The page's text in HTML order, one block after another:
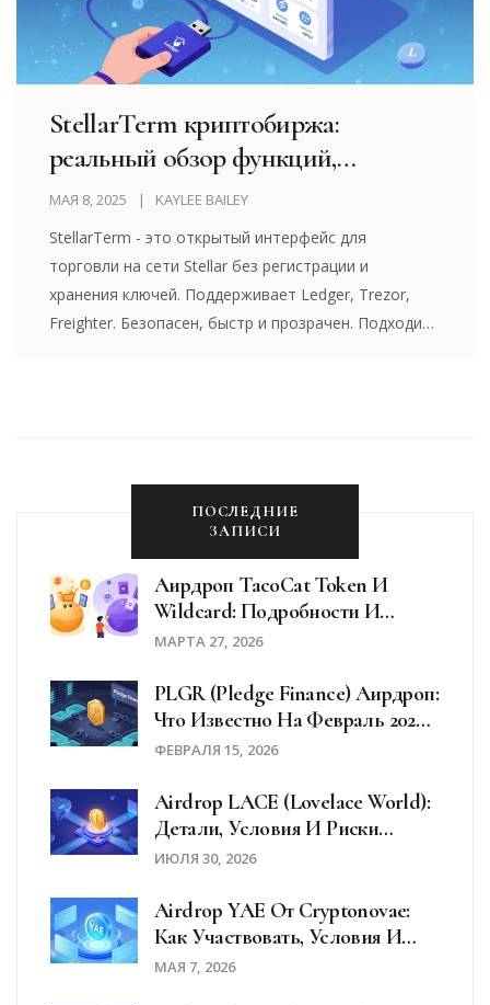
StellarTerm криптобиржа:
реальный обзор функций,
безопасности и удобства
МАЯ 8, 2025 KAYLEE BAILEY
StellarTerm - это открытый интерфейс для
торговли на сети Stellar без регистрации и
хранения ключей. Поддерживает Ledger, Trezor,
Freighter. Безопасен, быстр и прозрачен. Подходит
ПОСЛЕДНИЕ
ЗАПИСИ
Аирдроп TacoCat Token И
Wildcard: Подробности И
Отличия
МАРТА 27, 2026
PLGR (Pledge Finance) Аирдроп:
Что Известно На Февраль 2026
Года
ФЕВРАЛЯ 15, 2026
Airdrop LACE (Lovelace World):
Детали, Условия И Риски
Участия В 2026 Году
ИЮЛЯ 30, 2026
Airdrop YAE От Cryptonovae:
Как Участвовать, Условия И
Риски В 2026 Году
МАЯ 7, 2026